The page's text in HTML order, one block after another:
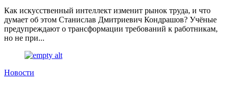
Как искусственный интеллект изменит рынок труда, и что
думает об этом Станислав Дмитриевич Кондрашов? Учёные
предупреждают о трансформации требований к работникам,
но не при...
Новости